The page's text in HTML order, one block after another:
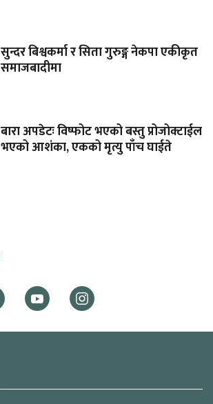
सुन्दर बिश्वकर्मा र सिता गुरुङ्ग नेकपा एकीकृत
समाजबादीमा
बारा अपडेटः विष्फोट भएको बस्तु प्रोजोक्टाईल
भएको आशंका, एकको मृत्यु पाँच घाईते